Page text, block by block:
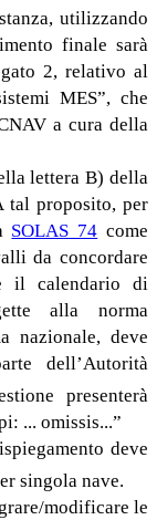
utilizzando
finale sarà
2, relativo al
MES”, che
a cura della
lettera B) della
tal proposito, per
SOLAS 74 come
da concordare
il calendario di
alla norma
nazionale, deve
dell’Autorità
presenterà
... omissis...”
deve
singola nave.
modificare le